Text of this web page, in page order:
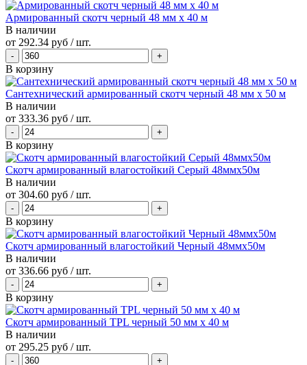
Армированный скотч черный 48 мм х 40 м
В наличии
от 292.34 руб / шт.
В корзину
Сантехнический армированный скотч черный 48 мм х 50 м
В наличии
от 333.36 руб / шт.
В корзину
Скотч армированный влагостойкий Серый 48ммх50м
В наличии
от 304.60 руб / шт.
В корзину
Скотч армированный влагостойкий Черный 48ммх50м
В наличии
от 336.66 руб / шт.
В корзину
Скотч армированный TPL черный 50 мм х 40 м
В наличии
от 295.25 руб / шт.